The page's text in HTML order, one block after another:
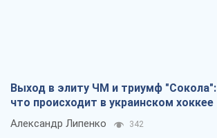
Выход в элиту ЧМ и триумф "Сокола":
что происходит в украинском хоккее
Александр Липенко 342